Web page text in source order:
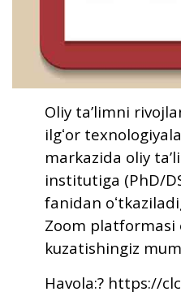
Oliy taʼlimni
ilgʻor
markazida oliy
institutiga (PhD/
fanidan
Zoom platformasi
kuzatishingiz
Havola:? https://